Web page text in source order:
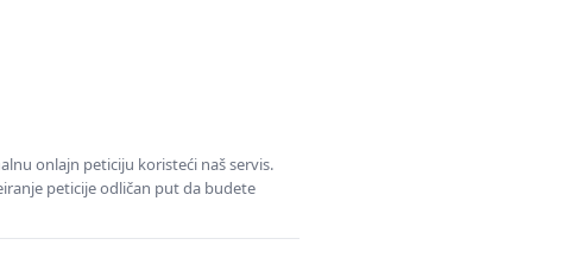
onlajn peticiju koristeći naš servis.
peticije odličan put da budete